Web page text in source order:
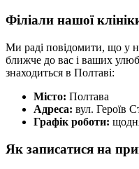
Філіали нашої
Ми раді повідомити, що у
ближче до вас і ваших
знаходиться в Полтаві:
Місто: Полтава
Адреса: вул. Героїв
Графік роботи:
Як записатися на